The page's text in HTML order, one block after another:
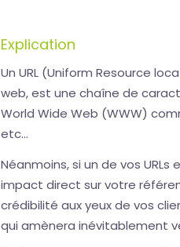
Explication
Un URL (Uniform Resource
web, est une chaîne de
World Wide Web (WWW)
etc...
Néanmoins, si un de vos
impact direct sur votre
crédibilité aux yeux de vos
qui amènera inévitablement